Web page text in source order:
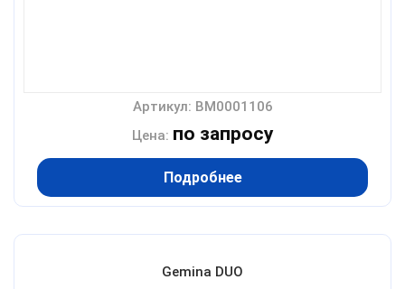
Артикул: BM0001106
Цена: по запросу
Подробнее
Gemina DUO